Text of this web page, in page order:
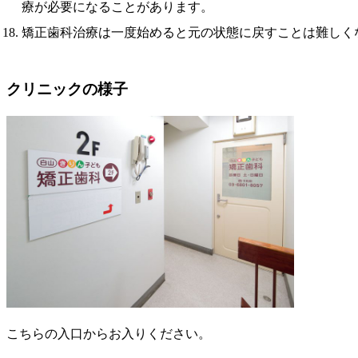
療が必要になることがあります。
矯正歯科治療は一度始めると元の状態に戻すことは難しく
クリニックの様子
こちらの入口からお入りください。